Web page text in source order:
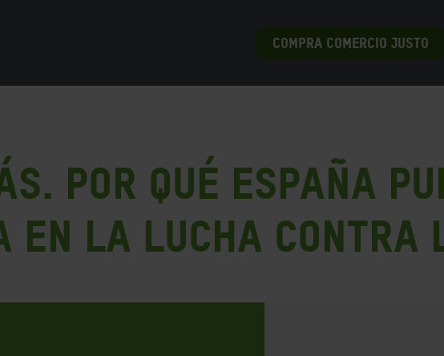
COMPRA COMERCIO JUSTO
Por qué España
en la lucha contra